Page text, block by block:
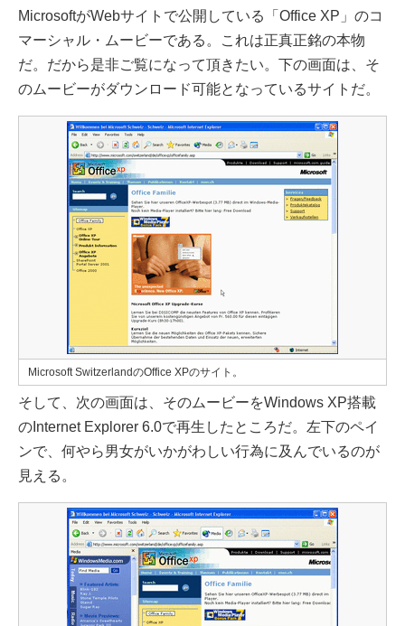
MicrosoftがWebサイトで公開している「Office XP」のコ
マーシャル・ムービーである。これは正真正銘の本物
だ。だから是非ご覧になって頂きたい。下の画面は、そ
のムービーがダウンロード可能となっているサイトだ。
Microsoft SwitzerlandのOffice XPのサイト。
そして、次の画面は、そのムービーをWindows XP搭載
のInternet Explorer 6.0で再生したところだ。左下のペイ
ンで、何やら男女がいかがわしい行為に及んでいるのが
見える。